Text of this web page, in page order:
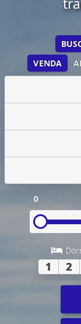
VENDA
0
1 2